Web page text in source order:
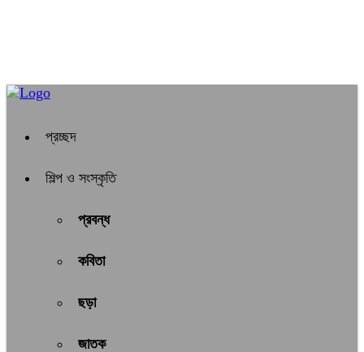
প্রচ্ছদ
শিল্প ও সংস্কৃতি
প্রবন্ধ
কবিতা
ছড়া
জাতক